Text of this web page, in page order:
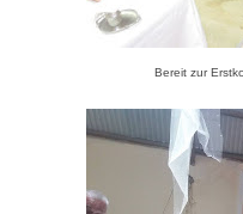
Bereit zur